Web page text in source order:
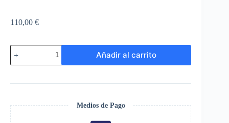
110,00 €
Jardín
de
Rosas
Añadir al carrito
Medios de Pago